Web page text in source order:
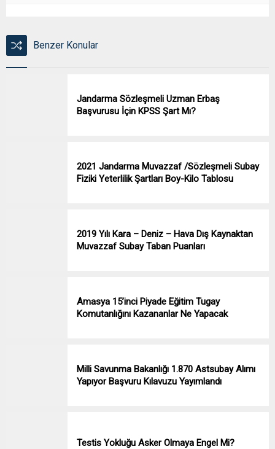
Benzer Konular
Jandarma Sözleşmeli Uzman Erbaş
Başvurusu İçin KPSS Şart Mı?
2021 Jandarma Muvazzaf /Sözleşmeli Subay
Fiziki Yeterlilik Şartları Boy-Kilo Tablosu
2019 Yılı Kara – Deniz – Hava Dış Kaynaktan
Muvazzaf Subay Taban Puanları
Amasya 15’inci Piyade Eğitim Tugay
Komutanlığını Kazananlar Ne Yapacak
Milli Savunma Bakanlığı 1.870 Astsubay Alımı
Yapıyor Başvuru Kılavuzu Yayımlandı
Testis Yokluğu Asker Olmaya Engel Mi?